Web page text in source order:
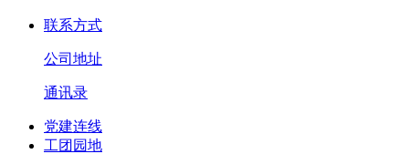
联系方式
公司地址
通讯录
党建连线
工团园地